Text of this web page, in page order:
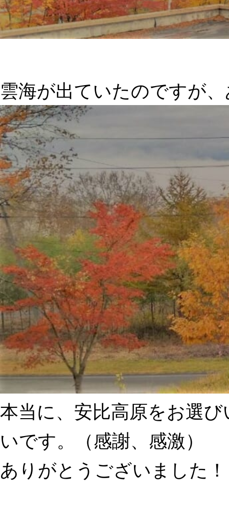
雲海が出ていたのですが
本当に、安比高原をお選
いです。（感謝、感激）
ありがとうございました